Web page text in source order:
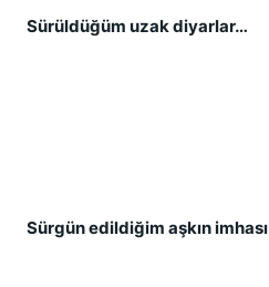
Sürüldüğüm uzak diyarlar…
Sürgün edildiğim aşkın imhası